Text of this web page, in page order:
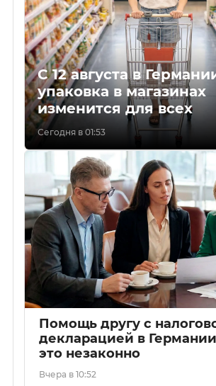
С 12 августа в
упаковка в магазинах
изменится для всех
Сегодня в 01:53
Помощь другу с
декларацией в
это незаконно
Вчера в 10:52